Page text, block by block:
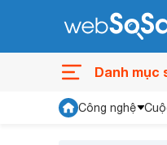
Danh mục
Công nghệ